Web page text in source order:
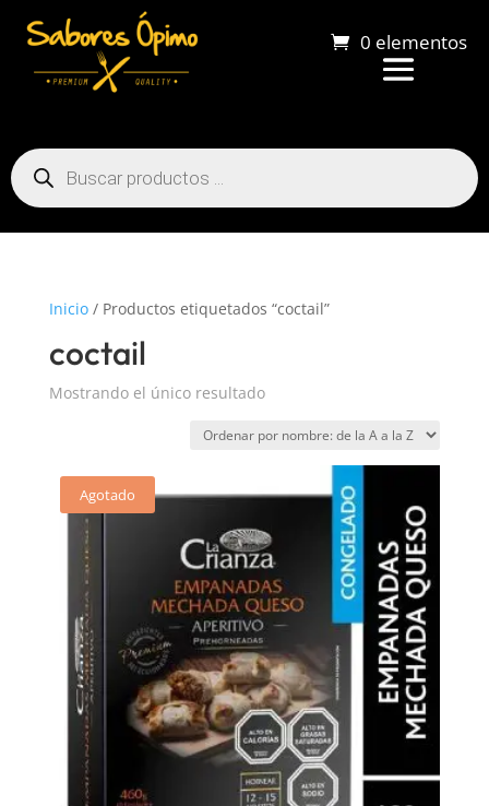
0 elementos
Búsqueda
de
productos
Inicio/ Productos etiquetados “coctail”
coctail
Mostrando el único resultado
Agotado